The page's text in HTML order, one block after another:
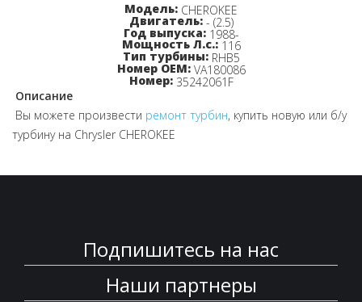
Модель: CHEROKEE
Двигатель: - (2.5)
Год выпуска: 1988-
Мощность Л.с.: 116
Тип турбины: RHB5
Номер OEM: VA180086
Номер: 35242061F
Описание
Вы можете произвести ремонт турбин, купить новую или б/у
турбину на Chrysler CHEROKEE
Подпишитесь на нас
Наши партнеры